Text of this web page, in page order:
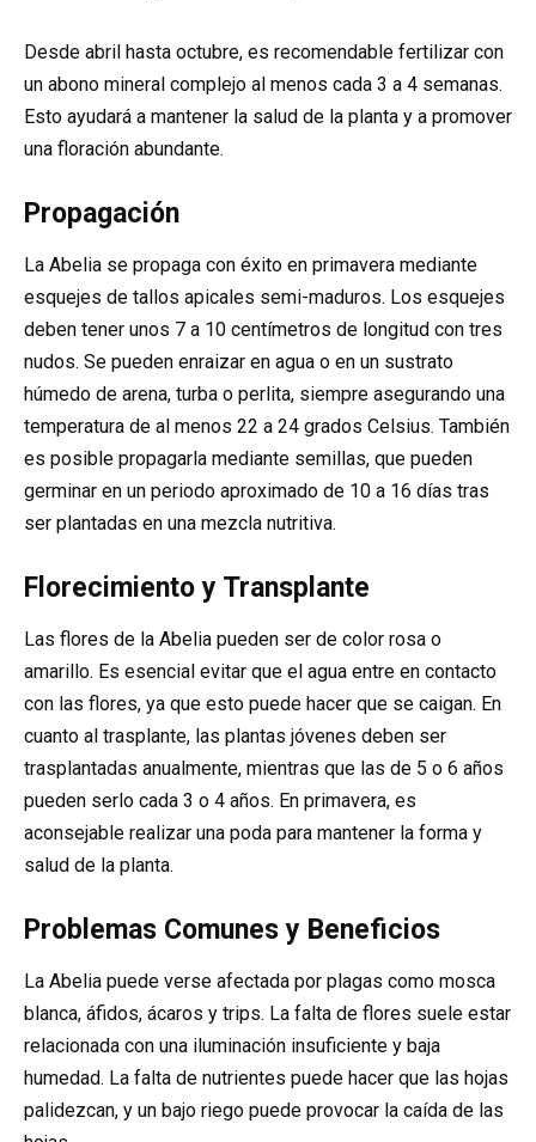
Desde abril hasta octubre, es recomendable fertilizar con
un abono mineral complejo al menos cada 3 a 4 semanas.
Esto ayudará a mantener la salud de la planta y a promover
una floración abundante.
Propagación
La Abelia se propaga con éxito en primavera mediante
esquejes de tallos apicales semi-maduros. Los esquejes
deben tener unos 7 a 10 centímetros de longitud con tres
nudos. Se pueden enraizar en agua o en un sustrato
húmedo de arena, turba o perlita, siempre asegurando una
temperatura de al menos 22 a 24 grados Celsius. También
es posible propagarla mediante semillas, que pueden
germinar en un periodo aproximado de 10 a 16 días tras
ser plantadas en una mezcla nutritiva.
Florecimiento y Transplante
Las flores de la Abelia pueden ser de color rosa o
amarillo. Es esencial evitar que el agua entre en contacto
con las flores, ya que esto puede hacer que se caigan. En
cuanto al trasplante, las plantas jóvenes deben ser
trasplantadas anualmente, mientras que las de 5 o 6 años
pueden serlo cada 3 o 4 años. En primavera, es
aconsejable realizar una poda para mantener la forma y
salud de la planta.
Problemas Comunes y Beneficios
La Abelia puede verse afectada por plagas como mosca
blanca, áfidos, ácaros y trips. La falta de flores suele estar
relacionada con una iluminación insuficiente y baja
humedad. La falta de nutrientes puede hacer que las hojas
palidezcan, y un bajo riego puede provocar la caída de las